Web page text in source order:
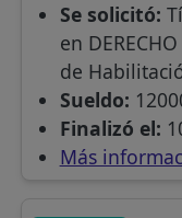
Se solicitó:
en
de
Sueldo:
Finalizó el:
Más